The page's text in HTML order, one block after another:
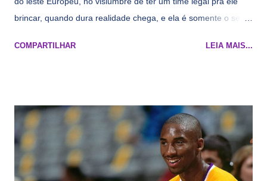
brincar, quando dura realidade chega, e ela é somente o seu
cara de decrépito, mas que aparentemente ainda é jovem.
vezes a gente esquece mesmo. Então, como diria o Marcelo
Tas no Telecurso 2000 , É HORA DA REVISÃO! Ah, e quase
todos esses nomes foram linkados ao Lakers. Se de fato há o
interesse, não importa, o nosso compromisso é sempre com a
COMPARTILHAR LEIA MAIS...